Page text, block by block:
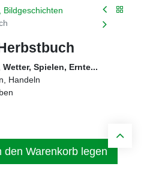
Bildgeschichten
Spielen, Ernte...
Handeln
den Warenkorb legen